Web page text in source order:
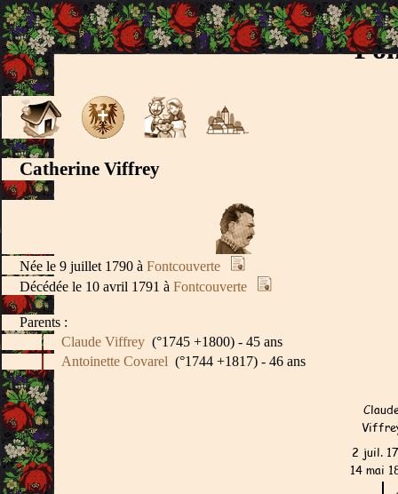
Catherine Viffrey
Née le 9 juillet 1790 à Fontcouverte
Décédée le 10 avril 1791 à Fontcouverte
Parents :
Claude Viffrey (°1745 +1800) - 45 ans
Antoinette Covarel (°1744 +1817) - 46 ans